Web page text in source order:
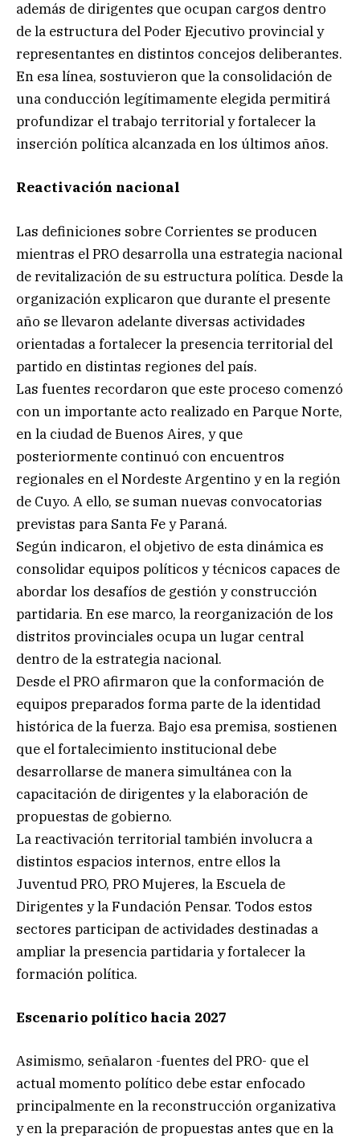
además de dirigentes que ocupan cargos dentro
de la estructura del Poder Ejecutivo provincial y
representantes en distintos concejos deliberantes.
En esa línea, sostuvieron que la consolidación de
una conducción legítimamente elegida permitirá
profundizar el trabajo territorial y fortalecer la
inserción política alcanzada en los últimos años.
Reactivación nacional
Las definiciones sobre Corrientes se producen
mientras el PRO desarrolla una estrategia nacional
de revitalización de su estructura política. Desde la
organización explicaron que durante el presente
año se llevaron adelante diversas actividades
orientadas a fortalecer la presencia territorial del
partido en distintas regiones del país.
Las fuentes recordaron que este proceso comenzó
con un importante acto realizado en Parque Norte,
en la ciudad de Buenos Aires, y que
posteriormente continuó con encuentros
regionales en el Nordeste Argentino y en la región
de Cuyo. A ello, se suman nuevas convocatorias
previstas para Santa Fe y Paraná.
Según indicaron, el objetivo de esta dinámica es
consolidar equipos políticos y técnicos capaces de
abordar los desafíos de gestión y construcción
partidaria. En ese marco, la reorganización de los
distritos provinciales ocupa un lugar central
dentro de la estrategia nacional.
Desde el PRO afirmaron que la conformación de
equipos preparados forma parte de la identidad
histórica de la fuerza. Bajo esa premisa, sostienen
que el fortalecimiento institucional debe
desarrollarse de manera simultánea con la
capacitación de dirigentes y la elaboración de
propuestas de gobierno.
La reactivación territorial también involucra a
distintos espacios internos, entre ellos la
Juventud PRO, PRO Mujeres, la Escuela de
Dirigentes y la Fundación Pensar. Todos estos
sectores participan de actividades destinadas a
ampliar la presencia partidaria y fortalecer la
formación política.
Escenario político hacia 2027
Asimismo, señalaron -fuentes del PRO- que el
actual momento político debe estar enfocado
principalmente en la reconstrucción organizativa
y en la preparación de propuestas antes que en la